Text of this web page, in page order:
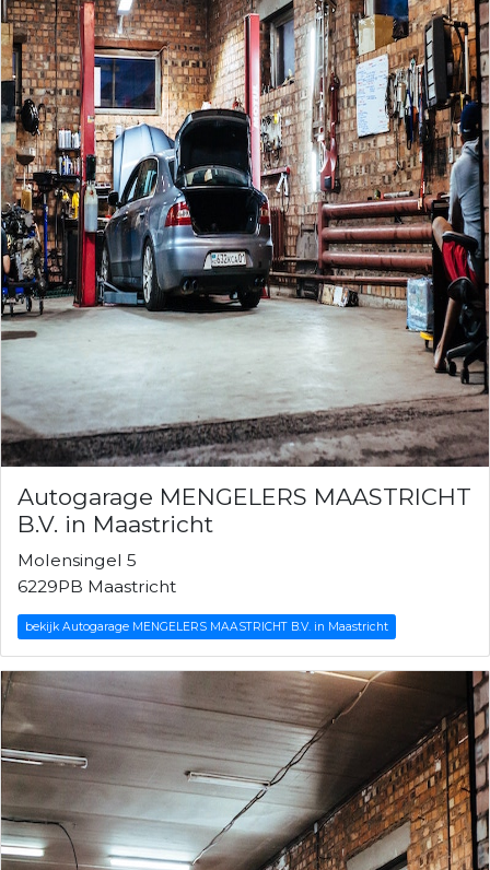
Autogarage MENGELERS MAASTRICHT
B.V. in Maastricht
Molensingel 5
6229PB Maastricht
bekijk Autogarage MENGELERS MAASTRICHT B.V. in Maastricht